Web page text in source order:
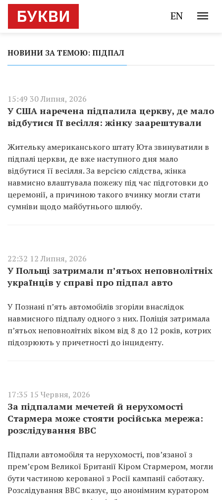
EN
НОВИНИ ЗА ТЕМОЮ: ПІДПАЛ
15:49 30 Липня, 2026
У США наречена підпалила церкву, де мало
відбутися її весілля: жінку заарештували
Жительку американського штату Юта звинуватили в
підпалі церкви, де вже наступного дня мало
відбутися її весілля. За версією слідства, жінка
навмисно влаштувала пожежу під час підготовки до
церемонії, а причиною такого вчинку могли стати
сумніви щодо майбутнього шлюбу.
22:32 12 Липня, 2026
У Польщі затримали п’ятьох неповнолітніх
українців у справі про підпал авто
У Познані п’ять автомобілів згоріли внаслідок
навмисного підпалу одного з них. Поліція затримала
п’ятьох неповнолітніх віком від 8 до 12 років, котрих
підозрюють у причетності до інциденту.
17:35 15 Червня, 2026
За підпалами мечетей й нерухомості
Стармера може стояти російська мережа:
розслідування BBC
Підпали автомобіля та нерухомості, пов’язаної з
прем’єром Великої Британії Кіром Стармером, могли
бути частиною керованої з Росії кампанії саботажу.
Розслідування BBC вказує, що анонімним куратором